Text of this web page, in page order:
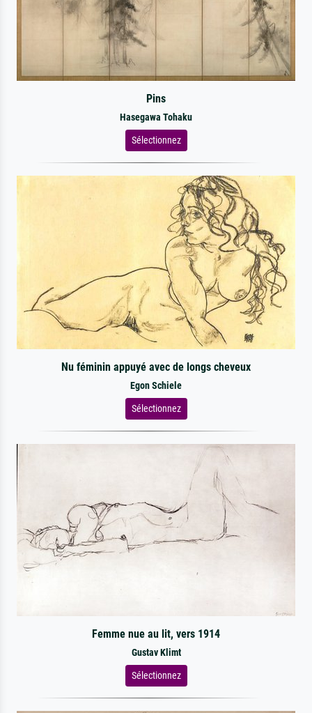
Pins
Hasegawa Tohaku
Sélectionnez
Nu féminin appuyé avec de longs cheveux
Egon Schiele
Sélectionnez
Femme nue au lit, vers 1914
Gustav Klimt
Sélectionnez